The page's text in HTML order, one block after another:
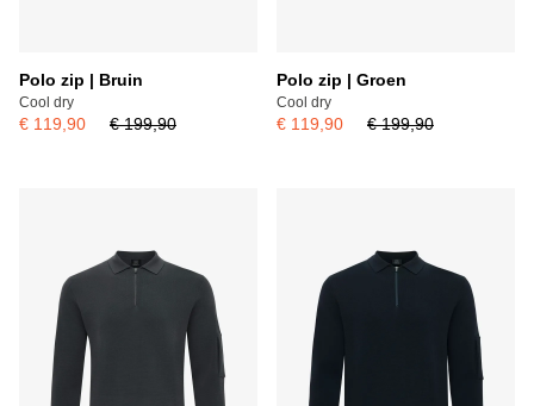
Polo zip | Bruin
Cool dry
€ 119,90 € 199,90
Polo zip | Groen
Cool dry
€ 119,90 € 199,90